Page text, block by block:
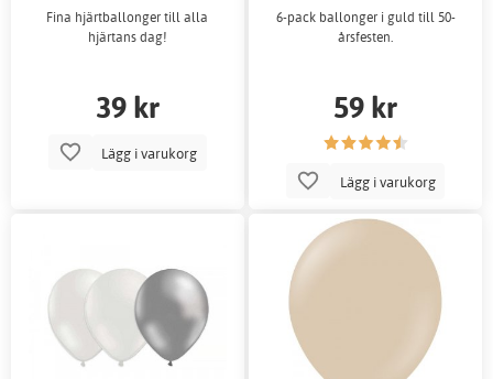
Fina hjärtballonger till alla
hjärtans dag!
39 kr
Lägg i varukorg
6-pack ballonger i guld till 50-
årsfesten.
59 kr
Lägg i varukorg